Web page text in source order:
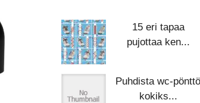
15 eri tapaa
pujottaa ken...
Puhdista wc-pönttö
kokiks...